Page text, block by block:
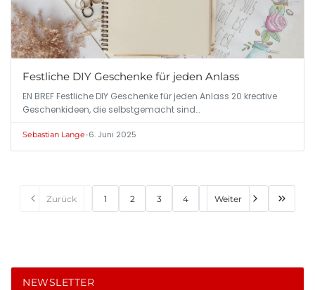
Festliche DIY Geschenke für jeden Anlass
EN BREF Festliche DIY Geschenke für jeden Anlass 20 kreative
Geschenkideen, die selbstgemacht sind…
Sebastian Lange•6. Juni 2025
Zurück 1 2 3 4 Weiter
NEWSLETTER